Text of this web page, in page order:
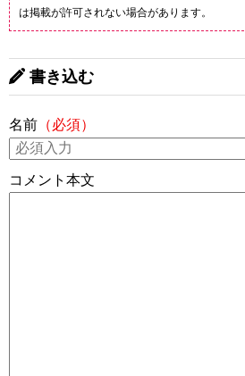
は掲載が許可されない場合があります。
書き込む
名前 （必須）
コメント本文